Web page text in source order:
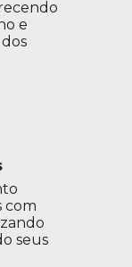
e
com
seus